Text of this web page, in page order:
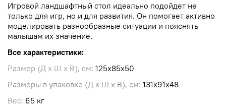
Игровой ландшафтный стол идеально подойдет не
только для игр, но и для развития. Он помогает активно
моделировать разнообразные ситуации и пояснять
малышам их значение.
Все характеристики:
Размер (Д х Ш х В), см: 125х85х50
Размеры в упаковке (Д х Ш х В), см: 131х91х48
Вес: 65 кг